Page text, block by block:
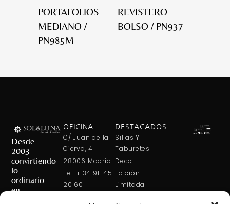
PORTAFOLIOS
MEDIANO /
PN985M
REVISTERO
BOLSO / PN937
Desde
2003
convirtiendo
lo
ordinario
en
OFICINA
C/ Juan de la
Cierva, 4
28006 Madrid
Tel: + 34 91 145
20 60
DESTACADOS
Sillas Y
Taburetes
Deco
Edición
Limitada